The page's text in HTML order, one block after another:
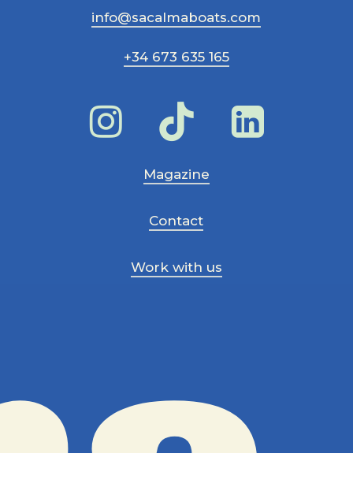
info@sacalmaboats.com
+34 673 635 165
Magazine
Contact
Work with us